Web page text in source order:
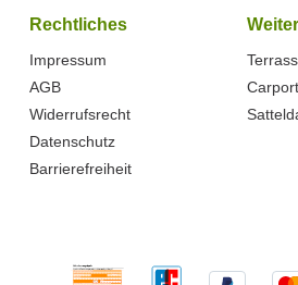
Rechtliches
Impressum
AGB
Widerrufsrecht
Datenschutz
Barrierefreiheit